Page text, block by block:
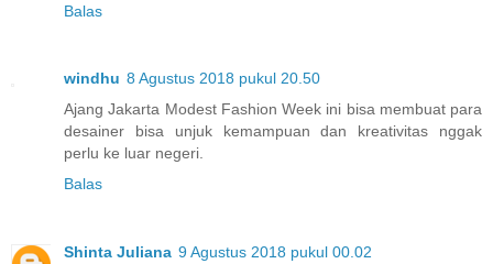
Balas
windhu 8 Agustus 2018 pukul 20.50
Ajang Jakarta Modest Fashion Week ini bisa membuat para
desainer bisa unjuk kemampuan dan kreativitas nggak
perlu ke luar negeri.
Balas
Shinta Juliana 9 Agustus 2018 pukul 00.02